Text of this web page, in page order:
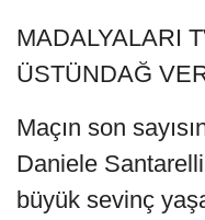
MADALYALARI
ÜSTÜNDAĞ
Maçın son
Daniele
büyük sevinç